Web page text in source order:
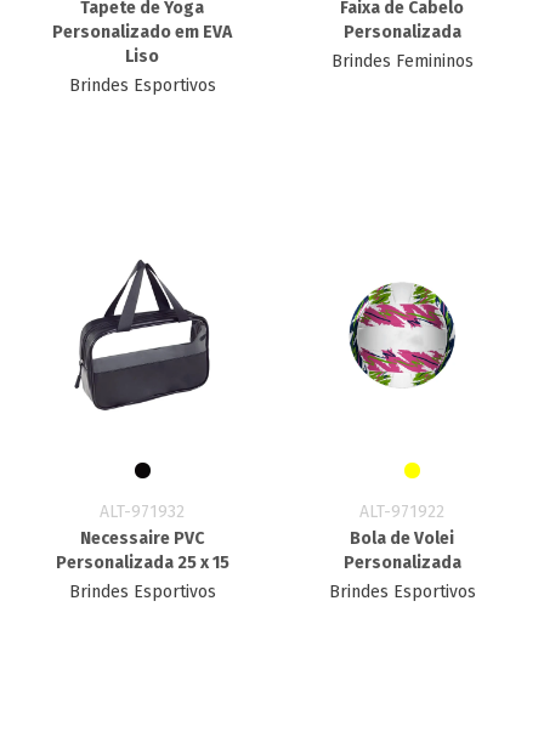
Tapete de Yoga
Personalizado em EVA
Liso
Brindes Esportivos
Faixa de Cabelo
Personalizada
Brindes Femininos
ALT-971932
Necessaire PVC
Personalizada 25 x 15
Brindes Esportivos
ALT-971922
Bola de Volei
Personalizada
Brindes Esportivos